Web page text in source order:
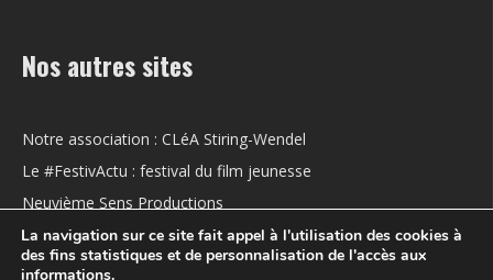
Nos autres sites
Notre association : CLéA Stiring-Wendel
Le #FestivActu : festival du film jeunesse
Neuvième Sens Productions
La navigation sur ce site fait appel à l'utilisation des cookies à
des fins statistiques et de personnalisation de l'accès aux
informations.